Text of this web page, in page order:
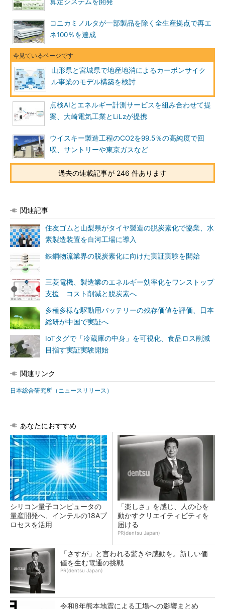
コニカミノルタが一部製品を除く全生産拠点で再エ
ネ100％を達成
山形県と宮城県で地産地消によるカーボンサイク
ル事業のモデル構築を検討
点検AIとエネルギー計測サービスを組み合わせて提
案、大崎電気工業とLiLzが提携
ウイスキー製造工程のCO2を99.5％の高純度で回
収、サントリーや東京ガスなど
過去の連載記事が 246 件あります
関連記事
住友ゴムと山梨県がタイヤ製造の脱炭素化で協業、水
素製造装置を白河工場に導入
鉄鋼物流業界の脱炭素化に向けた実証実験を開始
三菱電機、製造業のエネルギー効率化をワンストップ
支援 コスト削減と脱炭素へ
多種多様な駆動用バッテリーの残存価値を評価、日本
総研が中国で実証へ
IoTタグで「冷蔵庫の中身」を可視化、食品ロス削減
目指す実証実験開始
関連リンク
日本総合研究所（ニュースリリース）
あなたにおすすめ
シリコン量子コンピュータの
量産開発へ、インテルの18Aプ
ロセスを活用
「楽しさ」を感じ、人の心を
動かすクリエイティビティを
届ける
PR(dentsu Japan)
「さすが」と言われる驚きや感動を。新しい価
値を生む電通の挑戦
PR(dentsu Japan)
令和8年熊本地震による工場への影響まとめ